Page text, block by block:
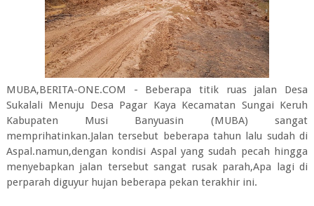
MUBA,BERITA-ONE.COM - Beberapa titik ruas jalan Desa
Sukalali Menuju Desa Pagar Kaya Kecamatan Sungai Keruh
Kabupaten Musi Banyuasin (MUBA) sangat
memprihatinkan.Jalan tersebut beberapa tahun lalu sudah di
Aspal.namun,dengan kondisi Aspal yang sudah pecah hingga
menyebapkan jalan tersebut sangat rusak parah,Apa lagi di
perparah diguyur hujan beberapa pekan terakhir ini.